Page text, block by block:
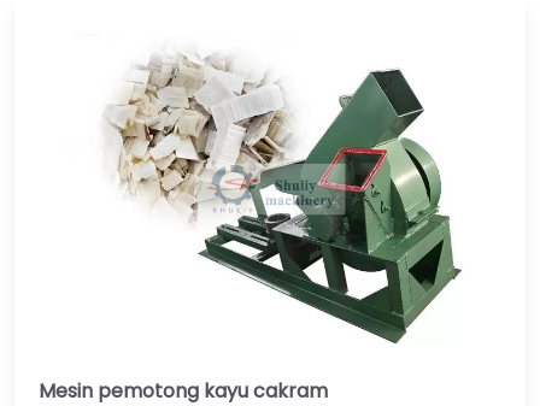
Mesin pemotong kayu cakram